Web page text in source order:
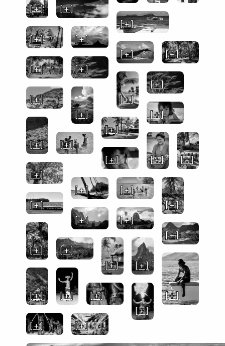
[ + ]
[ + ]
[ + ]
[ + ]
[ + ]
[ + ]
[ + ]
[ + ]
[ + ]
[ + ]
[ + ]
[ + ]
[ + ]
[ + ]
[ + ]
[ + ]
[ + ]
[ + ]
[ + ]
[ + ]
[ + ]
[ + ]
[ + ]
[ + ]
[ + ]
[ + ]
[ + ]
[ + ]
[ + ]
[ + ]
[ + ]
[ + ]
[ + ]
[ + ] [ + ] [ + ]
[ + ]
[ + ]
[ + ]